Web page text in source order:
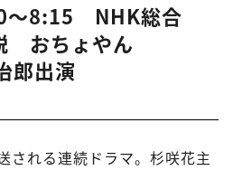
～8:15 NHK総合
おちょやん
郎出演
される連続ドラマ。杉咲花主